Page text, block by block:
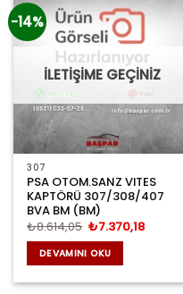
-14%
İLETİŞİME GEÇİNİZ
307
PSA OTOM.SANZ VITES
KAPTÖRÜ 307/308/407
BVA BM (BM)
₺8.614,05 Orijinal
fiyat:
₺8.614,05.
₺7.370,18Şu
DEVAMINI OKU